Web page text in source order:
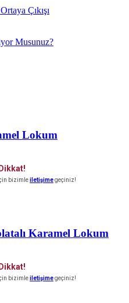
Çıkışı
Musunuz?
Lokum
bizimleiletişimegeçiniz!
Karamel Lokum
bizimleiletişimegeçiniz!